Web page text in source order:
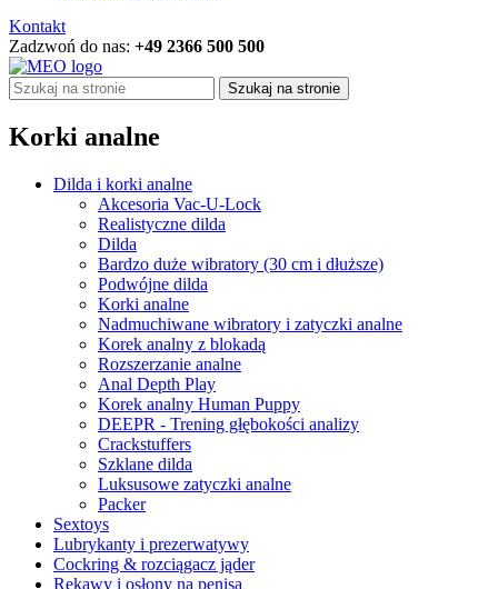
Kontakt
Zadzwoń do nas: +49 2366 500 500
Szukaj na stronie
Korki analne
Dilda i korki analne
Akcesoria Vac-U-Lock
Realistyczne dilda
Dilda
Bardzo duże wibratory (30 cm i dłuższe)
Podwójne dilda
Korki analne
Nadmuchiwane wibratory i zatyczki analne
Korek analny z blokadą
Rozszerzanie analne
Anal Depth Play
Korek analny Human Puppy
DEEPR - Trening głębokości analizy
Crackstuffers
Szklane dilda
Luksusowe zatyczki analne
Packer
Sextoys
Lubrykanty i prezerwatywy
Cockring & rozciągacz jąder
Rękawy i osłony na penisa